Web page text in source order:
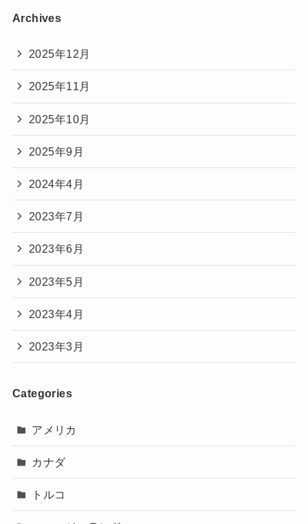
Archives
2025年12月
2025年11月
2025年10月
2025年9月
2024年4月
2023年7月
2023年6月
2023年5月
2023年4月
2023年3月
Categories
アメリカ
カナダ
トルコ